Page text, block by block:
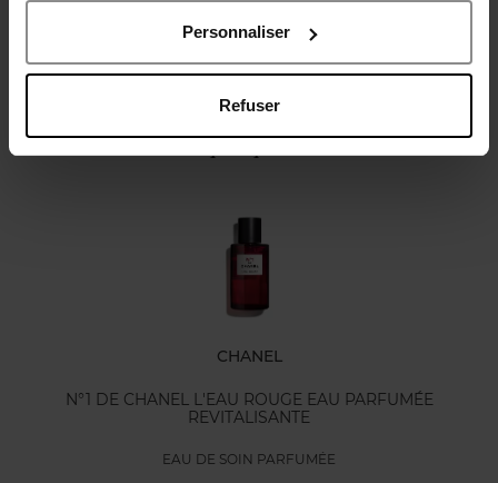
Personnaliser
Refuser
Oublié quelque chose ?
CHANEL
N°1 DE CHANEL L'EAU ROUGE EAU PARFUMÉE
REVITALISANTE
EAU DE SOIN PARFUMÉE